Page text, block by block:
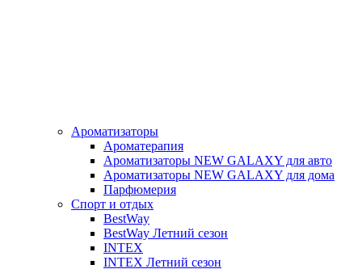
Ароматизаторы
Ароматерапия
Ароматизаторы NEW GALAXY для авто
Ароматизаторы NEW GALAXY для дома
Парфюмерия
Спорт и отдых
BestWay
BestWay Летний сезон
INTEX
INTEX Летний сезон